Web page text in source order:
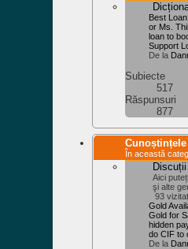
Best
or Ms.
loan to
Support
De la
Subiecte
517
Răspunsuri
877
În această
Aici
şi alte
93
Gold
Gold for
hidden
do CIF to
De la